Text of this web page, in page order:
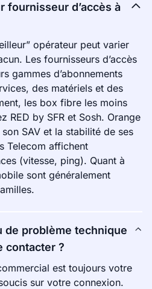
fournisseur d’accès à
opérateur peut varier
Les fournisseurs d’accès
gammes d’abonnements
des matériels et des
les box fibre les moins
RED by SFR et Sosh. Orange
SAV et la stabilité de ses
Telecom affichent
(vitesse, ping). Quant à
sont généralement
de problème technique
contacter ?
est toujours votre
sur votre connexion.